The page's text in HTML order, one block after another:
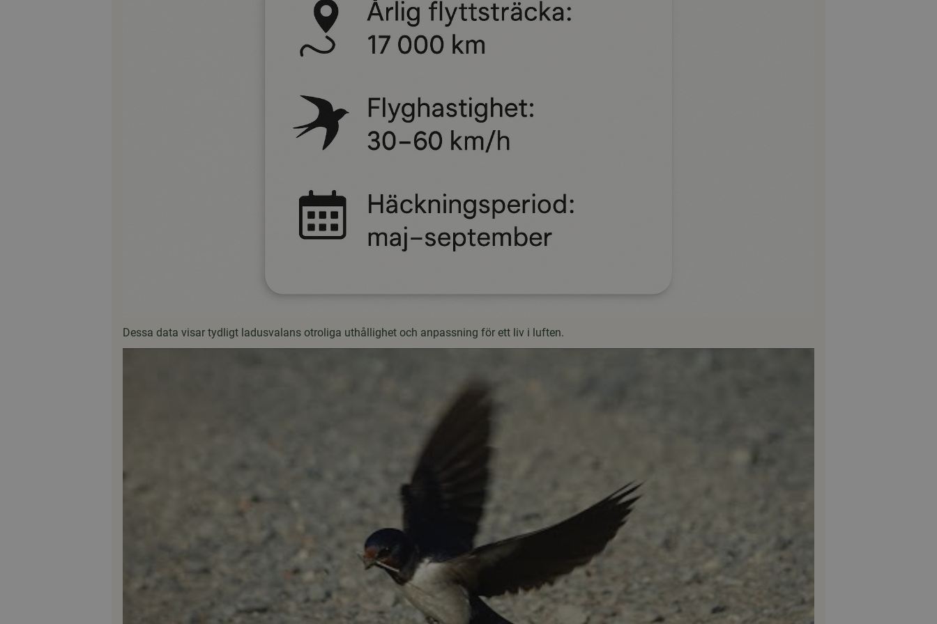
Dessa data visar tydligt ladusvalans otroliga uthållighet och anpassning för ett liv i luften.